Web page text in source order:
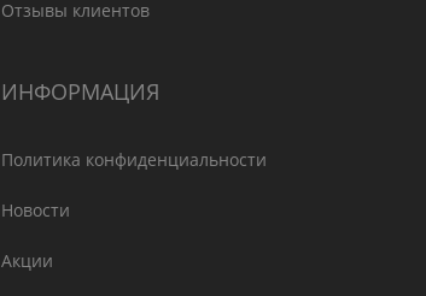
Отзывы клиентов
ИНФОРМАЦИЯ
Политика конфиденциальности
Новости
Акции